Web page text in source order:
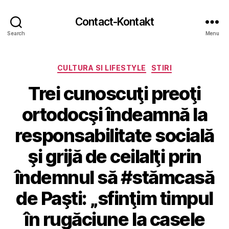
Search
Contact-Kontakt
Menu
Categories
CULTURA SI LIFESTYLE STIRI
Trei cunoscuţi preoţi
ortodocşi îndeamnă la
responsabilitate socială
şi grijă de ceilalţi prin
îndemnul să #stămcasă
de Paşti: „sfinţim timpul
în rugăciune la casele